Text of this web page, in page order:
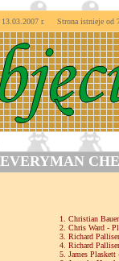
r. Strona istnieje od
1. Christian
2. Chris Ward -
3. Richard
4. Richard
5. James Plaskett